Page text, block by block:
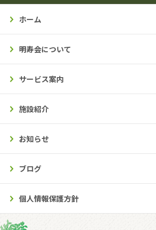
ホーム
明寿会について
サービス案内
施設紹介
お知らせ
ブログ
個人情報保護方針